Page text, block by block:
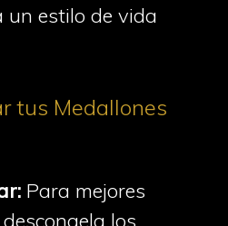
un estilo de vida
tus Medallones
Para mejores
los